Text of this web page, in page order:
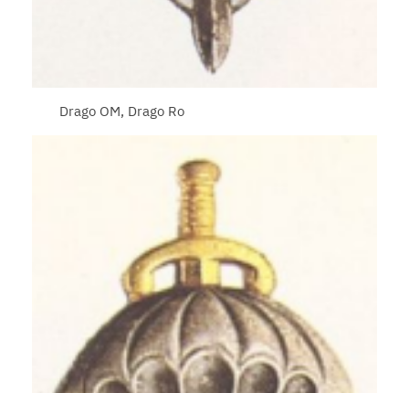
Drago OM, Drago Ro